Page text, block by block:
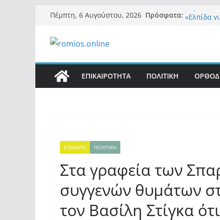
Μετάβαση
περιεχόμενο
Πέμπτη, 6 Αυγούστου, 2026 Πρόσφατα: Περί
ένοικοι
σαρώνει
ΕΠΙΚΑΙΡΟΤΗΤΑ ΠΟΛΙΤΙΚΗ
ΕΠΙΚΑΙΡΟ ΠΟΛΙΤΙΚΗ
Στα γραφεία των
συγγενών θυμάτων
τον Βασίλη Στίγκα